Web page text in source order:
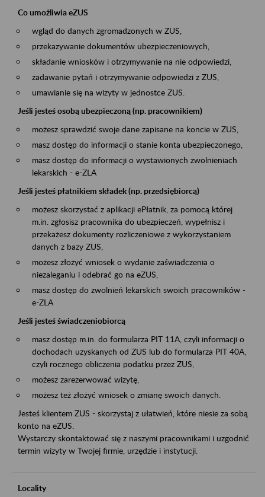
Co umożliwia eZUS
wgląd do danych zgromadzonych w ZUS,
przekazywanie dokumentów ubezpieczeniowych,
składanie wniosków i otrzymywanie na nie odpowiedzi,
zadawanie pytań i otrzymywanie odpowiedzi z ZUS,
umawianie się na wizyty w jednostce ZUS.
Jeśli jesteś osobą ubezpieczoną (np. pracownikiem)
możesz sprawdzić swoje dane zapisane na koncie w ZUS,
masz dostęp do informacji o stanie konta ubezpieczonego,
masz dostęp do informacji o wystawionych zwolnieniach
lekarskich - e-ZLA
Jeśli jesteś płatnikiem składek (np. przedsiębiorcą)
możesz skorzystać z aplikacji ePłatnik, za pomocą której
m.in. zgłosisz pracownika do ubezpieczeń, wypełnisz i
przekażesz dokumenty rozliczeniowe z wykorzystaniem
danych z bazy ZUS,
możesz złożyć wniosek o wydanie zaświadczenia o
niezaleganiu i odebrać go na eZUS,
masz dostęp do zwolnień lekarskich swoich pracowników -
e-ZLA
Jeśli jesteś świadczeniobiorcą
masz dostęp m.in. do formularza PIT 11A, czyli informacji o
dochodach uzyskanych od ZUS lub do formularza PIT 40A,
czyli rocznego obliczenia podatku przez ZUS,
możesz zarezerwować wizytę,
możesz też złożyć wniosek o zmianę swoich danych.
Jesteś klientem ZUS - skorzystaj z ułatwień, które niesie za sobą
konto na eZUS.
Wystarczy skontaktować się z naszymi pracownikami i uzgodnić
termin wizyty w Twojej firmie, urzędzie i instytucji.
Locality